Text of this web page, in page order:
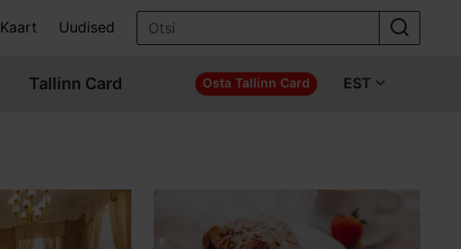
Kaart Uudised
Tallinn Card Osta Tallinn Card EST